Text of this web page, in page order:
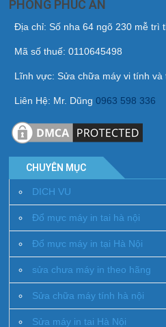
PHÒNG PHÚC AN
Địa chỉ: Số nha 64 ngõ 230 mễ trì
Mã số thuế: 0110645498
Lĩnh vực: Sửa chữa máy vi tính và
Liên Hệ: Mr. Dũng0963 598 336
CHUYÊN MỤC
DICH VU
Đổ mực máy in tai hà nội
Đổ mực máy in tại Hà Nội
sửa chưa máy in theo hãng
Sửa chữa máy tính hà nội
Sửa máy in tai Hà Nội